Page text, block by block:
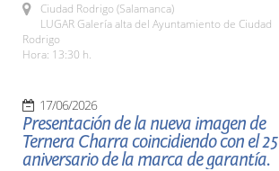
Ciudad Rodrigo (Salamanca)
LUGAR Galería alta del Ayuntamiento de Ciudad
Rodrigo
Hora: 13:30 h.
17/06/2026
Presentación de la nueva imagen de
Ternera Charra coincidiendo con el 25
aniversario de la marca de garantía.